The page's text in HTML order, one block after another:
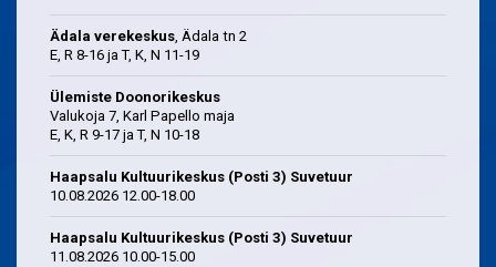
Ädala verekeskus, Ädala tn 2
E, R 8-16 ja T, K, N 11-19
Ülemiste Doonorikeskus
Valukoja 7, Karl Papello maja
E, K, R 9-17 ja T, N 10-18
Haapsalu Kultuurikeskus (Posti 3) Suvetuur
10.08.2026 12.00-18.00
Haapsalu Kultuurikeskus (Posti 3) Suvetuur
11.08.2026 10.00-15.00